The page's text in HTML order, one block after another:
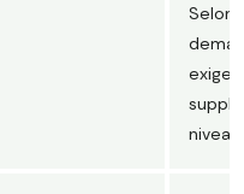
Selon
exiger